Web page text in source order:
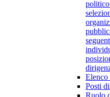
politico
Elenco
Posti